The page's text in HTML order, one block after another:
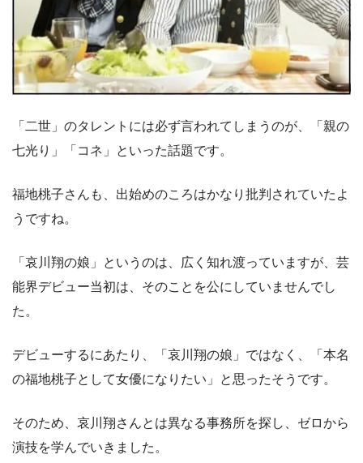
「二世」のタレントには必ず言われてしまうのが、「親の
七光り」「コネ」といった話題です。
福地桃子さんも、出始めのころはかなり批判されていたよ
うですね。
「哀川翔の娘」というのは、広く知れ渡っていますが、芸
能界デビュー当初は、そのことを公にしていませんでし
た。
デビューするにあたり、「哀川翔の娘」ではなく、「本名
の福地桃子として女優になりたい」と思ったそうです。
そのため、哀川翔さんとは異なる事務所を探し、ゼロから
演技を学んでいきました。